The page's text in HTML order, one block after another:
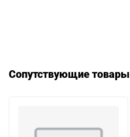
Сопутствующие товары